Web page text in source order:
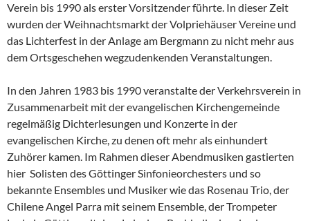
Verein bis 1990 als erster Vorsitzender führte. In dieser Zeit
wurden der Weihnachtsmarkt der Volpriehäuser Vereine und
das Lichterfest in der Anlage am Bergmann zu nicht mehr aus
dem Ortsgeschehen wegzudenkenden Veranstaltungen.
In den Jahren 1983 bis 1990 veranstalte der Verkehrsverein in
Zusammenarbeit mit der evangelischen Kirchengemeinde
regelmäßig Dichterlesungen und Konzerte in der
evangelischen Kirche, zu denen oft mehr als einhundert
Zuhörer kamen. Im Rahmen dieser Abendmusiken gastierten
hier Solisten des Göttinger Sinfonieorchesters und so
bekannte Ensembles und Musiker wie das Rosenau Trio, der
Chilene Angel Parra mit seinem Ensemble, der Trompeter